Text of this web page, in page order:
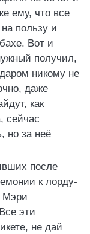
ему, что все
пользу и
Вот и
получил,
никому не
даже
как
сейчас
но за неё
после
к лорду-
Мэри
эти
не дай